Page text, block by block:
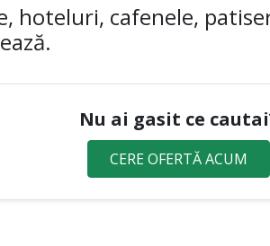
hoteluri, cafenele,
Nu ai gasit ce
CERE OFERTĂ ACUM